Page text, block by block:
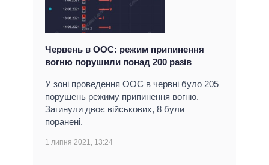
Червень в ООС: режим припинення
вогню порушили понад 200 разів
У зоні проведення ООС в червні було 205
порушень режиму припинення вогню.
Загинули двоє військових, 8 були
поранені.
1 липня 2021, 13:24